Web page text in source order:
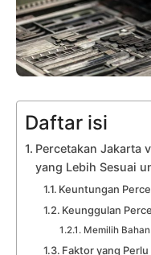
Daftar isi
Percetakan Jakarta
yang Lebih Sesuai
Keuntungan
Keunggulan
Memilih
Faktor yang